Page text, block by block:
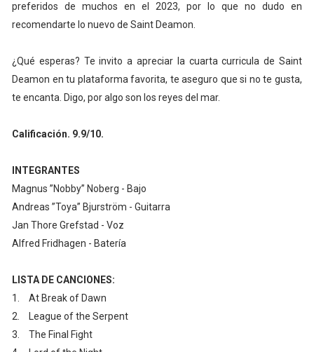
preferidos de muchos en el 2023, por lo que no dudo en
recomendarte lo nuevo de Saint Deamon.
¿Qué esperas? Te invito a apreciar la cuarta curricula de Saint
Deamon en tu plataforma favorita, te aseguro que si no te gusta,
te encanta. Digo, por algo son los reyes del mar.
Calificación. 9.9/10.
INTEGRANTES
Magnus ”Nobby” Noberg - Bajo
Andreas ”Toya” Bjurström - Guitarra
Jan Thore Grefstad - Voz
Alfred Fridhagen - Batería
LISTA DE CANCIONES:
1.
At Break of Dawn
2.
League of the Serpent
3.
The Final Fight